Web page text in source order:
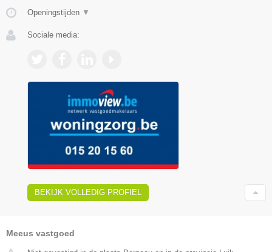
Openingstijden ▼
Sociale media:
BEKIJK VOLLEDIG PROFIEL
Meeus vastgoed